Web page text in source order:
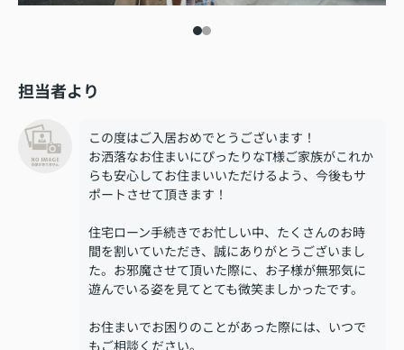
担当者より
この度はご入居おめでとうございます！
お洒落なお住まいにぴったりなT様ご家族がこれか
らも安心してお住まいいただけるよう、今後もサ
ポートさせて頂きます！
住宅ローン手続きでお忙しい中、たくさんのお時
間を割いていただき、誠にありがとうございまし
た。お邪魔させて頂いた際に、お子様が無邪気に
遊んでいる姿を見てとても微笑ましかったです。
お住まいでお困りのことがあった際には、いつで
もご相談ください。